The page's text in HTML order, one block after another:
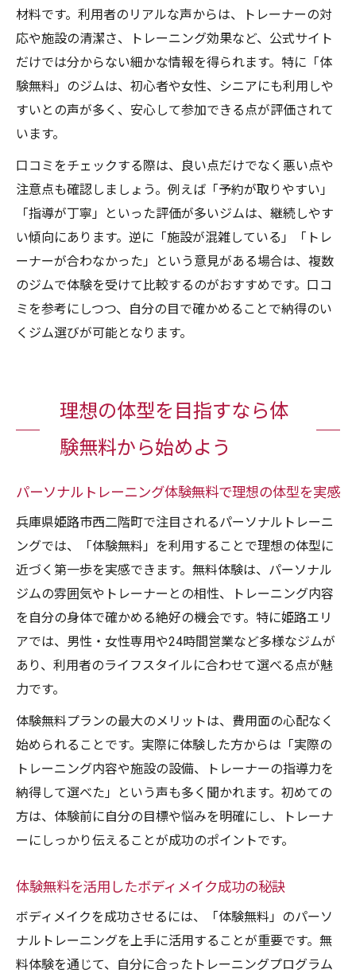
材料です。利用者のリアルな声からは、トレーナーの対
応や施設の清潔さ、トレーニング効果など、公式サイト
だけでは分からない細かな情報を得られます。特に「体
験無料」のジムは、初心者や女性、シニアにも利用しや
すいとの声が多く、安心して参加できる点が評価されて
います。
口コミをチェックする際は、良い点だけでなく悪い点や
注意点も確認しましょう。例えば「予約が取りやすい」
「指導が丁寧」といった評価が多いジムは、継続しやす
い傾向にあります。逆に「施設が混雑している」「トレ
ーナーが合わなかった」という意見がある場合は、複数
のジムで体験を受けて比較するのがおすすめです。口コ
ミを参考にしつつ、自分の目で確かめることで納得のい
くジム選びが可能となります。
理想の体型を目指すなら体
験無料から始めよう
パーソナルトレーニング体験無料で理想の体型を実感
兵庫県姫路市西二階町で注目されるパーソナルトレーニ
ングでは、「体験無料」を利用することで理想の体型に
近づく第一歩を実感できます。無料体験は、パーソナル
ジムの雰囲気やトレーナーとの相性、トレーニング内容
を自分の身体で確かめる絶好の機会です。特に姫路エリ
アでは、男性・女性専用や24時間営業など多様なジムが
あり、利用者のライフスタイルに合わせて選べる点が魅
力です。
体験無料プランの最大のメリットは、費用面の心配なく
始められることです。実際に体験した方からは「実際の
トレーニング内容や施設の設備、トレーナーの指導力を
納得して選べた」という声も多く聞かれます。初めての
方は、体験前に自分の目標や悩みを明確にし、トレーナ
ーにしっかり伝えることが成功のポイントです。
体験無料を活用したボディメイク成功の秘訣
ボディメイクを成功させるには、「体験無料」のパーソ
ナルトレーニングを上手に活用することが重要です。無
料体験を通じて、自分に合ったトレーニングプログラム